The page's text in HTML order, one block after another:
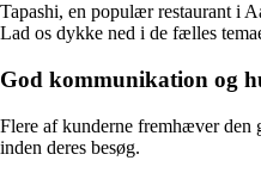
Tapashi, en populær restaurant i
Lad os dykke ned i de fælles
God kommunikation og
Flere af kunderne fremhæver den
inden deres besøg.